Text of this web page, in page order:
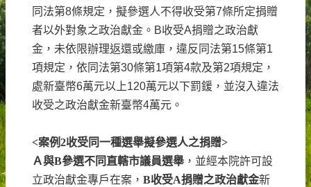
同法第8條規定，擬參選人不得收受第7條所定捐贈
者以外對象之政治獻金。 B收受A捐贈之政治獻
金，未依限辦理返還或繳庫，違反同法第15條第1
項規定，依同法第30條第1項第4款及第2項規定，
處新臺幣6萬元以上120萬元以下罰鍰，並沒入違法
收受之政治獻金新臺幣4萬元。
<案例2收受同一種選舉擬參選人之捐贈>
Ａ與B參選不同直轄市議員選舉，並經本院許可設
立政治獻金專戶在案， B收受A捐贈之政治獻金新